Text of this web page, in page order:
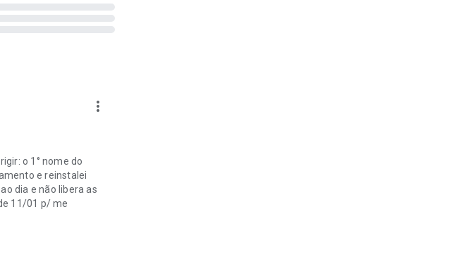
more_vert
o 1° nome do
e reinstalei
dia e não libera as
11/01 p/ me